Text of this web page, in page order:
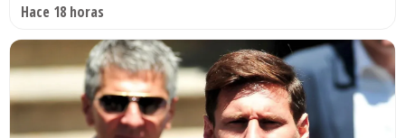
Hace 18 horas